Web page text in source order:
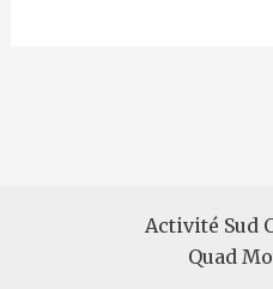
Activité Sud
Quad